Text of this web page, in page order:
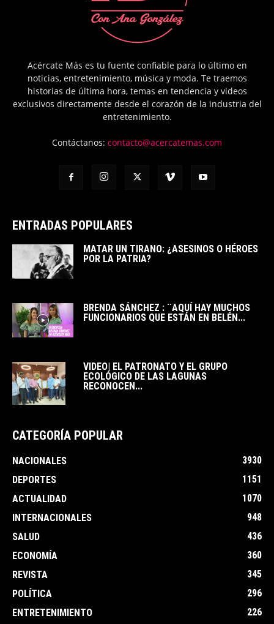
Acércate Más es tu fuente confiable para lo último en
noticias, entretenimiento, música y moda. Te traemos
historias de última hora, temas en tendencia y videos
exclusivos directamente desde el corazón de la industria del
entretenimiento.
Contáctanos: contacto@acercatemas.com
ENTRADAS POPULARES
MATAR UN TIRANO: ¿ASESINOS O HÉROES
POR LA PATRIA?
BRENDA SÁNCHEZ : ¨AQUÍ HAY MUCHOS
FUNCIONARIOS QUE ESTÁN EN BELÉN...
VIDEO| EL PATRONATO Y EL GRUPO
ECOLÓGICO DE LAS LAGUNAS
RECONOCEN...
CATEGORÍA POPULAR
NACIONALES
3930
DEPORTES
1151
ACTUALIDAD
1070
INTERNACIONALES
948
SALUD
436
ECONOMÍA
360
REVISTA
345
POLÍTICA
296
ENTRETENIMIENTO
226